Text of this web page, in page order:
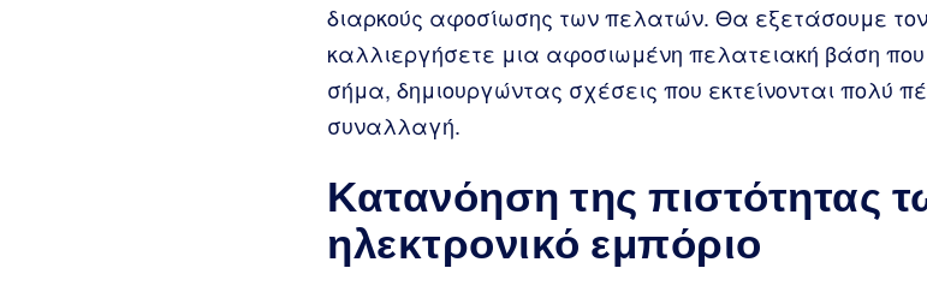
διαρκούς αφοσίωσης των πελατών. Θα εξετάσουμε τον
καλλιεργήσετε μια αφοσιωμένη πελατειακή βάση
σήμα, δημιουργώντας σχέσεις που εκτείνονται πολύ
συναλλαγή.
Κατανόηση της πιστότητας
ηλεκτρονικό εμπόριο